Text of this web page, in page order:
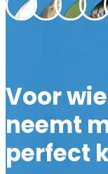
Voor
neemt
perfect